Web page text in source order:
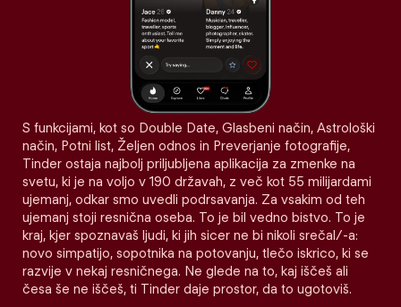
S funkcijami, kot so Double Date, Glasbeni način, Astrološki
način, Potni list, Željen odnos in Preverjanje fotografije,
Tinder ostaja najbolj priljubljena aplikacija za zmenke na
svetu, ki je na voljo v 190 državah, z več kot 55 milijardami
ujemanj, odkar smo uvedli podrsavanja. Za vsakim od teh
ujemanj stoji resnična oseba. To je bil vedno bistvo. To je
kraj, kjer spoznavaš ljudi, ki jih sicer ne bi nikoli srečal/-a:
novo simpatijo, sopotnika na potovanju, tlečo iskrico, ki se
razvije v nekaj resničnega. Ne glede na to, kaj iščeš ali
česa še ne iščeš, ti Tinder daje prostor, da to ugotoviš.